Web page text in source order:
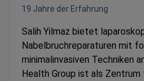
19 Jahre der Erfahrung
Salih Yilmaz bietet
Nabelbruchreparaturen mit
minimalinvasiven Techniken
Health Group ist als